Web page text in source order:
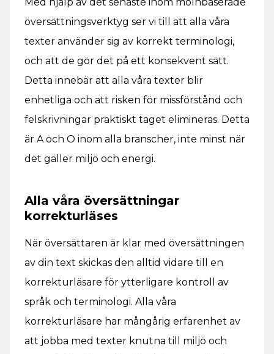
översättningsverktyg ser vi till att alla våra
texter använder sig av korrekt terminologi,
och att de gör det på ett konsekvent sätt.
Detta innebär att alla våra texter blir
enhetliga och att risken för missförstånd och
felskrivningar praktiskt taget elimineras. Detta
är A och O inom alla branscher, inte minst när
det gäller miljö och energi.
Alla våra översättningar
korrekturläses
När översättaren är klar med översättningen
av din text skickas den alltid vidare till en
korrekturläsare för ytterligare kontroll av
språk och terminologi. Alla våra
korrekturläsare har mångårig erfarenhet av
att jobba med texter knutna till miljö och